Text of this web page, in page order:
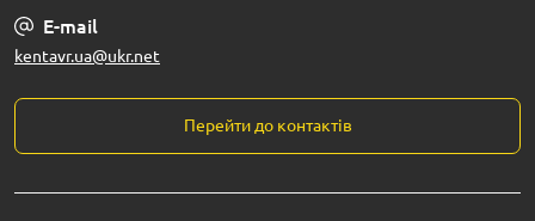
E-mail
kentavr.ua@ukr.net
Перейти до контактів